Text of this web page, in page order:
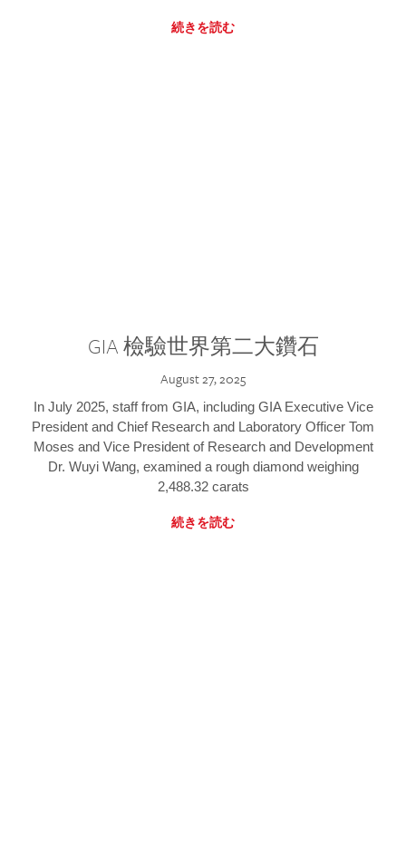
続きを読む
GIA 檢驗世界第二大鑽石
August 27, 2025
In July 2025, staff from GIA, including GIA Executive Vice
President and Chief Research and Laboratory Officer Tom
Moses and Vice President of Research and Development
Dr. Wuyi Wang, examined a rough diamond weighing
2,488.32 carats
続きを読む